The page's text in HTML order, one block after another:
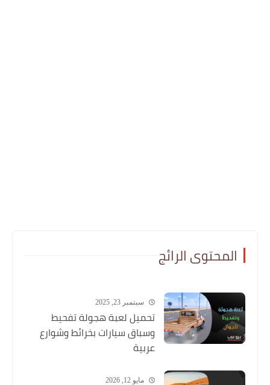
المحتوى الرائج
سبتمبر 23, 2025
تحميل لعبة هجولة تفحيط
وسباق سيارات بخرائط وشوارع
عربية
مايو 12, 2026